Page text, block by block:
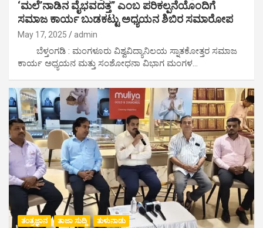
‘ಮಲೆ’ನಾಡಿನ ವೈಭವದತ್ತ” ಎಂಬ ಪರಿಕಲ್ಪನೆಯೊಂದಿಗೆ
ಸಮಾಜ ಕಾರ್ಯ ಬುಡಕಟ್ಟು ಅಧ್ಯಯನ ಶಿಬಿರ ಸಮಾರೋಪ
May 17, 2025 admin
ಬೆಳ್ತಂಗಡಿ : ಮಂಗಳೂರು ವಿಶ್ವವಿದ್ಯಾನಿಲಯ ಸ್ನಾತಕೋತ್ತರ ಸಮಾಜ
ಕಾರ್ಯ ಅಧ್ಯಯನ ಮತ್ತು ಸಂಶೋಧನಾ ವಿಭಾಗ ಮಂಗಳ…
ತಂತ್ರಜ್ಞಾನ ತಾಜಾ ಸುದ್ದಿ ತುಳುನಾಡು